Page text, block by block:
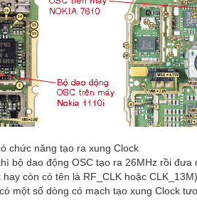
chức năng tạo ra xung Clock
bộ dao động OSC tạo ra 26MHz rồi
còn có tên là RF_CLK hoặc CLK_13M)
một số dòng có mạch tạo xung Clock